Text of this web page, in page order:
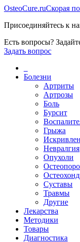
OsteoCure.ruСкорая
Присоединяйтесь к
Есть вопросы?
Задать вопрос
Болезни
Артриты
Артрозы
Боль
Бурсит
Грыжа
Невралгия
Опухоли
Суставы
Травмы
Другие
Лекарства
Методики
Товары
Диагностика